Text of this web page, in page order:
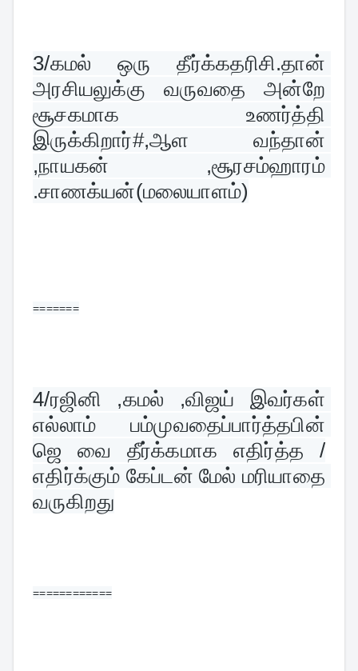
3/கமல் ஒரு தீர்க்கதரிசி.தான்
அரசியலுக்கு வருவதை அன்றே
சூசகமாக உணர்த்தி
இருக்கிறார்#,ஆள வந்தான்
,நாயகன் ,சூரசம்ஹாரம்
.சாணக்யன்(மலையாளம்)
=======
4/ரஜினி ,கமல் ,விஜய் இவர்கள்
எல்லாம் பம்முவதைப்பார்த்தபின்
ஜெ வை தீர்க்கமாக எதிர்த்த /
எதிர்க்கும் கேப்டன் மேல் மரியாதை
வருகிறது
============